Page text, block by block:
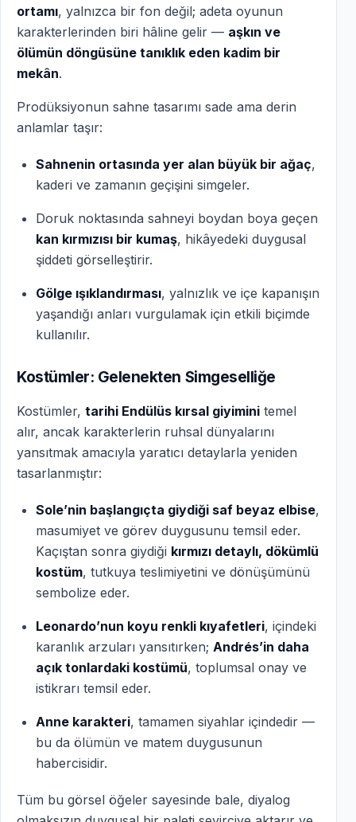
ortamı, yalnızca bir fon değil; adeta oyunun
karakterlerinden biri hâline gelir — aşkın ve
ölümün döngüsüne tanıklık eden kadim bir
mekân.
Prodüksiyonun sahne tasarımı sade ama derin
anlamlar taşır:
Sahnenin ortasında yer alan büyük bir ağaç,
kaderi ve zamanın geçişini simgeler.
Doruk noktasında sahneyi boydan boya geçen
kan kırmızısı bir kumaş, hikâyedeki duygusal
şiddeti görselleştirir.
Gölge ışıklandırması, yalnızlık ve içe kapanışın
yaşandığı anları vurgulamak için etkili biçimde
kullanılır.
Kostümler: Gelenekten Simgeselliğe
Kostümler, tarihi Endülüs kırsal giyimini temel
alır, ancak karakterlerin ruhsal dünyalarını
yansıtmak amacıyla yaratıcı detaylarla yeniden
tasarlanmıştır:
Sole’nin başlangıçta giydiği saf beyaz elbise,
masumiyet ve görev duygusunu temsil eder.
Kaçıştan sonra giydiği kırmızı detaylı, dökümlü
kostüm, tutkuya teslimiyetini ve dönüşümünü
sembolize eder.
Leonardo’nun koyu renkli kıyafetleri, içindeki
karanlık arzuları yansıtırken; Andrés’in daha
açık tonlardaki kostümü, toplumsal onay ve
istikrarı temsil eder.
Anne karakteri, tamamen siyahlar içindedir —
bu da ölümün ve matem duygusunun
habercisidir.
Tüm bu görsel öğeler sayesinde bale, diyalog